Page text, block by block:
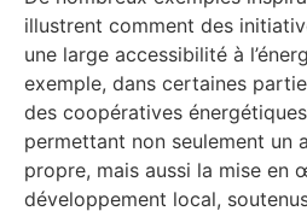
illustrent comment des
une large accessibilité à
exemple, dans certaines
des coopératives
permettant non seulement un
propre, mais aussi la mise en
développement local,